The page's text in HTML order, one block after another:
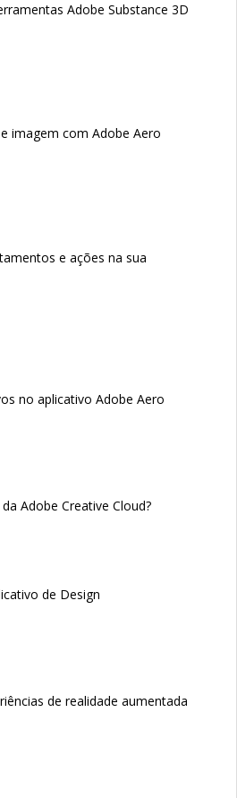
Adobe Substance 3D
imagem com Adobe Aero
e ações na sua
no aplicativo Adobe Aero
Adobe Creative Cloud?
de Design
de realidade aumentada